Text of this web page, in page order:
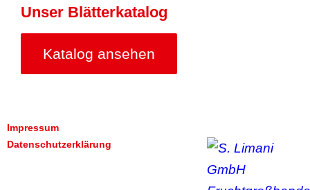
Unser Blätterkatalog
Katalog ansehen
Impressum
Datenschutzerklärung